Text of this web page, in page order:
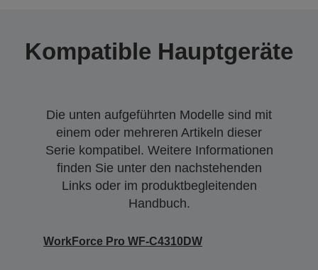
Kompatible Hauptgeräte
Die unten aufgeführten Modelle sind mit
einem oder mehreren Artikeln dieser
Serie kompatibel. Weitere Informationen
finden Sie unter den nachstehenden
Links oder im produktbegleitenden
Handbuch.
WorkForce Pro WF-C4310DW